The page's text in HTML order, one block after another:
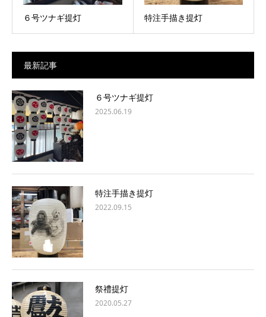
６号ツナギ提灯 特注手描き提灯
最新記事
６号ツナギ提灯
2025.06.19
特注手描き提灯
2022.09.15
祭禮提灯
2020.05.27